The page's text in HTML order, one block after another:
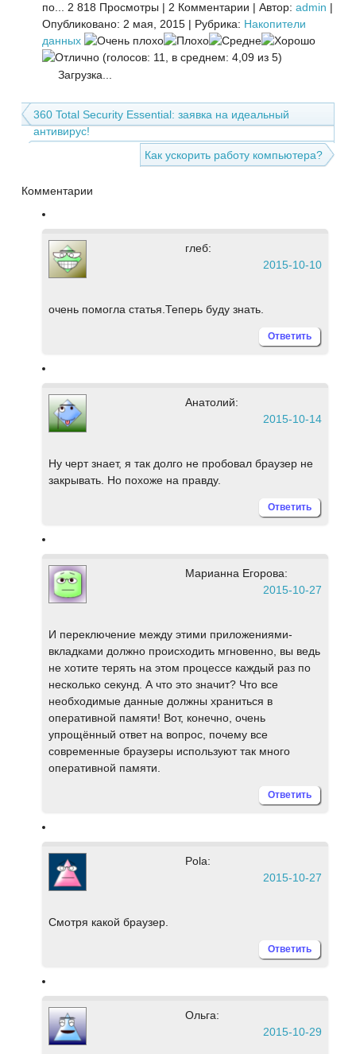
по... 2 818 Просмотры | 2 Комментарии | Автор: admin |
Опубликовано: 2 мая, 2015 | Рубрика: Накопители
данных
(голосов: 11, в среднем: 4,09 из 5)
Загрузка...
360 Total Security Essential: заявка на идеальный
антивирус!
Как ускорить работу компьютера?
Комментарии
глеб:
2015-10-10
очень помогла статья.Теперь буду знать.
Ответить
Анатолий:
2015-10-14
Ну черт знает, я так долго не пробовал браузер не
закрывать. Но похоже на правду.
Ответить
Марианна Егорова:
2015-10-27
И переключение между этими приложениями-
вкладками должно происходить мгновенно, вы ведь
не хотите терять на этом процессе каждый раз по
несколько секунд. А что это значит? Что все
необходимые данные должны храниться в
оперативной памяти! Вот, конечно, очень
упрощённый ответ на вопрос, почему все
современные браузеры используют так много
оперативной памяти.
Ответить
Pola:
2015-10-27
Смотря какой браузер.
Ответить
Ольга:
2015-10-29